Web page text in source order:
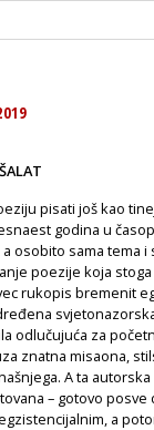
pisati još kao
godina u
osobito sama tema
poezije koja
rukopis bremenit
odlučujuća za
znatna misaona,
A ta
– gotovo
a